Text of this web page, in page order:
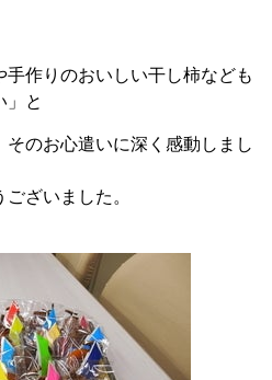
作りのおいしい干し柿なども
」と
のお心遣いに深く感動しまし
ざいました。